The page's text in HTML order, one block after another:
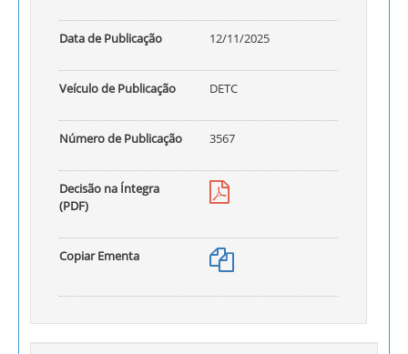
Data de Publicação 12/11/2025
Veículo de Publicação DETC
Número de Publicação 3567
Decisão na Íntegra
(PDF)
Copiar Ementa